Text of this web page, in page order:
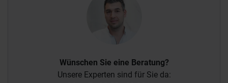
Wünschen Sie eine Beratung?
Unsere Experten sind für Sie da: